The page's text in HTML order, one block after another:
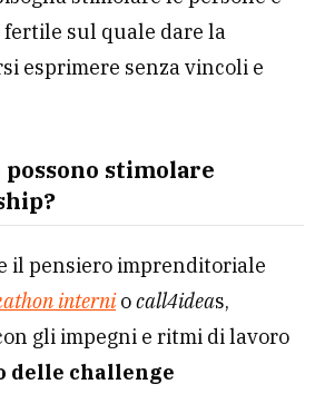
sul quale dare la
esprimere senza vincoli e
stimolare
il pensiero imprenditoriale
interniocall4ideas,
gli impegni e ritmi di lavoro
delle challenge